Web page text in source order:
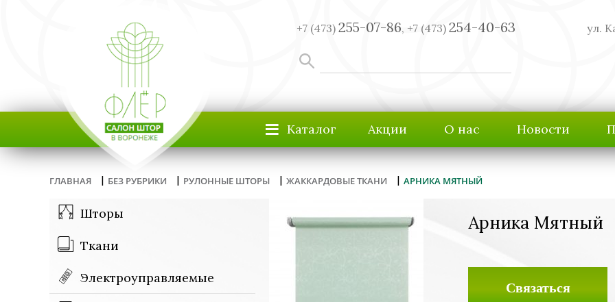
+7 (473) 255-07-86, +7 (473) 254-40-63 ул.
≡ Каталог Акции О нас Новости
ГЛАВНАЯ | БЕЗ РУБРИКИ | РУЛОННЫЕ ШТОРЫ | ЖАККАРДОВЫЕ ТКАНИ | АРНИКА МЯТНЫЙ
Шторы
Ткани
Электроуправляемые
Арника Мятный
Связаться